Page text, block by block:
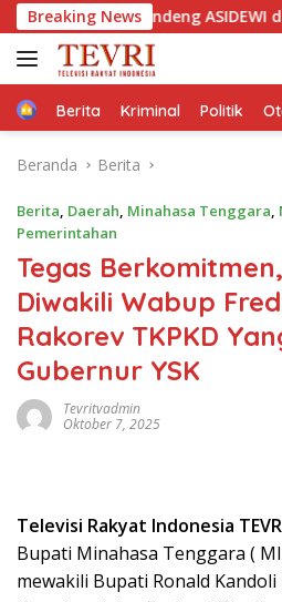
Langsung
ke
konten
Breaking News
ASIDEWI dan Pemkab
HomeBerita Kriminal Politik
Beranda Berita
Berita, Daerah, Minahasa Tenggara,
Pemerintahan
‎‎Tegas
Diwakili Wabup
Rakorev TKPKD
Gubernur YSK‎‎‎
Tevritvadmin
Oktober 7, 2025
Televisi Rakyat Indonesia
Bupati Minahasa Tenggara (
mewakili Bupati Ronald